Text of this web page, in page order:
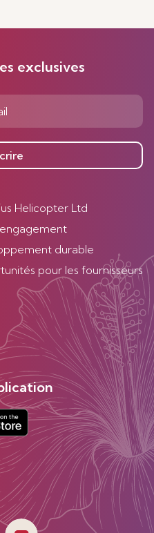
exclusives
Helicopter Ltd
durable
pour les fournisseurs